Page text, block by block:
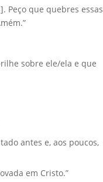
Peço que quebres essas
sobre ele/ela e que
antes e, aos poucos,
em Cristo.”